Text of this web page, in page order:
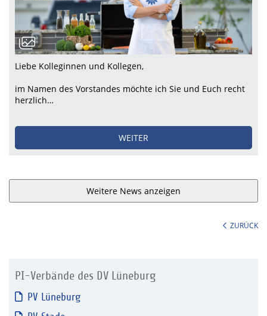
Liebe Kolleginnen und Kollegen,
im Namen des Vorstandes möchte ich Sie und Euch recht
herzlich…
WEITER
Weitere News anzeigen
ZURÜCK
PI-Verbände des DV Lüneburg
PV Lüneburg